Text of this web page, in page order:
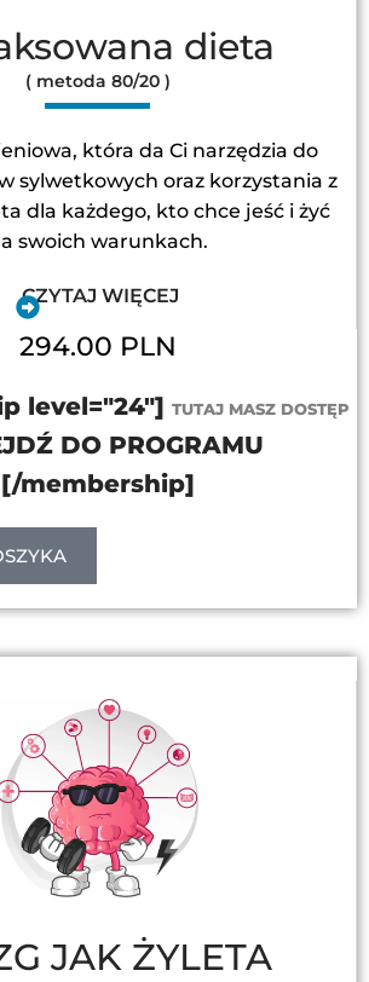
dieta
( metoda 80/20 )
która da Ci narzędzia do
sylwetkowych oraz korzystania z
dla każdego, kto chce jeść i żyć
swoich warunkach.
CZYTAJ WIĘCEJ
294.00 PLN
level="24"] TUTAJ MASZ DOSTĘP
DO PROGRAMU
[/membership]
JAK ŻYLETA